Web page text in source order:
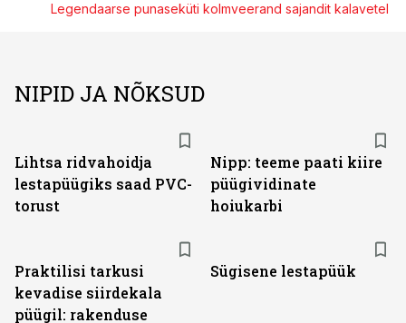
Legendaarse punaseküti kolmveerand sajandit kalavetel
NIPID JA NÕKSUD
Lihtsa ridvahoidja
lestapüügiks saad PVC-
torust
Nipp: teeme paati kiire
püügividinate
hoiukarbi
Praktilisi tarkusi
kevadise siirdekala
püügil: rakenduse
Sügisene lestapüük